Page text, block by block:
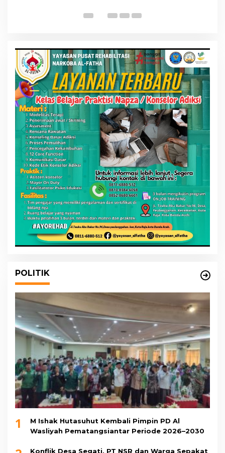
POLITIK
1
M Ishak Hutasuhut Kembali Pimpin PD Al
Wasliyah Pematangsiantar Periode 2026–2030
Konflik Desa Segati, PT NSR dan Warga Sepakat